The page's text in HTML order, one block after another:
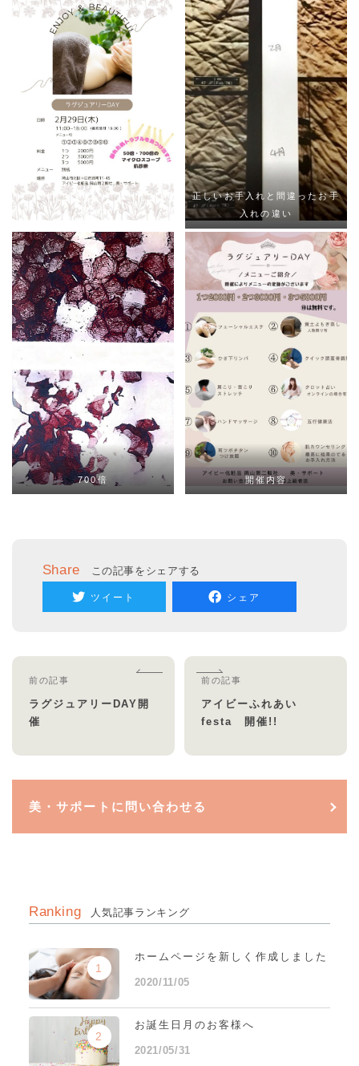
正しいお手入れと間違ったお手
入れの違い
700倍 開催内容
Share この記事をシェアする
ツイート シェア
前の記事
ラグジュアリーDAY開
催
前の記事
アイビーふれあい
festa 開催!!
美・サポートに問い合わせる
Ranking 人気記事ランキング
1
ホームページを新しく作成しました
2020/11/05
2
お誕生日月のお客様へ
2021/05/31